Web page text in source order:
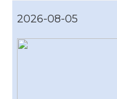
2026-08-05